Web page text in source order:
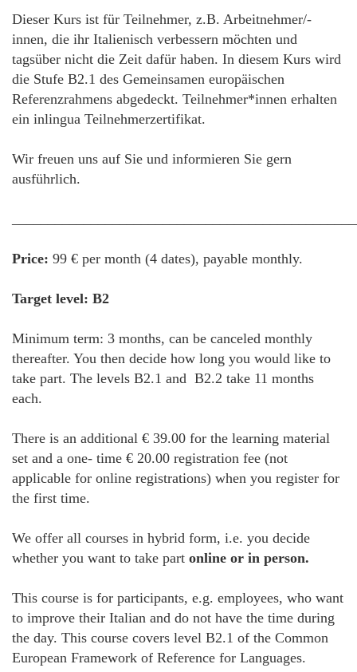
Dieser Kurs ist für Teilnehmer, z.B. Arbeitnehmer/-
innen, die ihr Italienisch verbessern möchten und
tagsüber nicht die Zeit dafür haben. In diesem Kurs wird
die Stufe B2.1 des Gemeinsamen europäischen
Referenzrahmens abgedeckt. Teilnehmer*innen erhalten
ein inlingua Teilnehmerzertifikat.
Wir freuen uns auf Sie und informieren Sie gern
ausführlich.
Price: 99 € per month (4 dates), payable monthly.
Target level: B2
Minimum term: 3 months, can be canceled monthly
thereafter. You then decide how long you would like to
take part. The levels B2.1 and B2.2 take 11 months
each.
There is an additional € 39.00 for the learning material
set and a one- time € 20.00 registration fee (not
applicable for online registrations) when you register for
the first time.
We offer all courses in hybrid form, i.e. you decide
whether you want to take part online or in person.
This course is for participants, e.g. employees, who want
to improve their Italian and do not have the time during
the day. This course covers level B2.1 of the Common
European Framework of Reference for Languages.